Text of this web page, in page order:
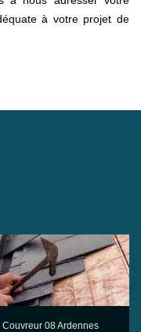
à votre projet de
Couvreur 08 Ardennes